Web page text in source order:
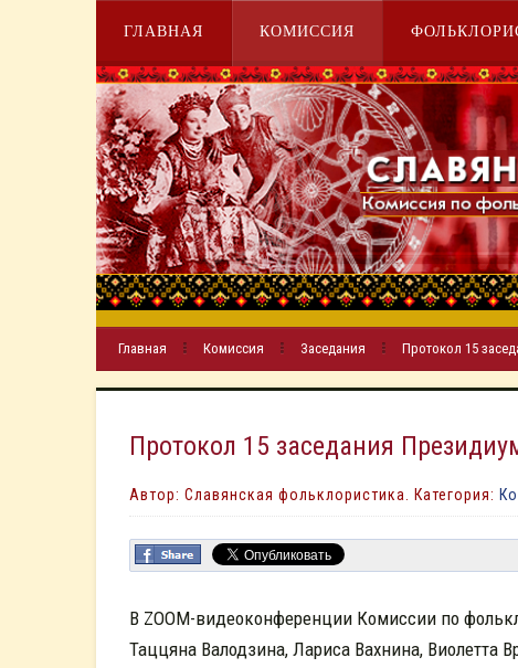
ГЛАВНАЯ КОМИССИЯ
Главная Комиссия Заседания Протокол 15
Протокол 15 заседания
Автор: Славянская фольклористика. Категория:
В ZOOM-видеоконференции Комиссии по
Таццяна Валодзина, Лариса Вахнина, Виолетта